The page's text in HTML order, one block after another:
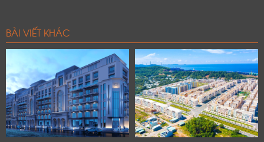
BÀI VIẾT KHÁC